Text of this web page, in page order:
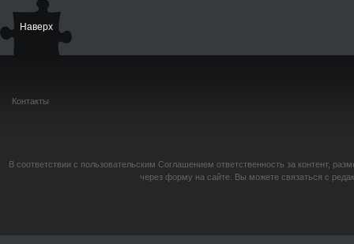
Наверх
Контакты
В соответствии с пользовательским Соглашением ответственность за контент,
через форму на сайте. Вы можете связаться с